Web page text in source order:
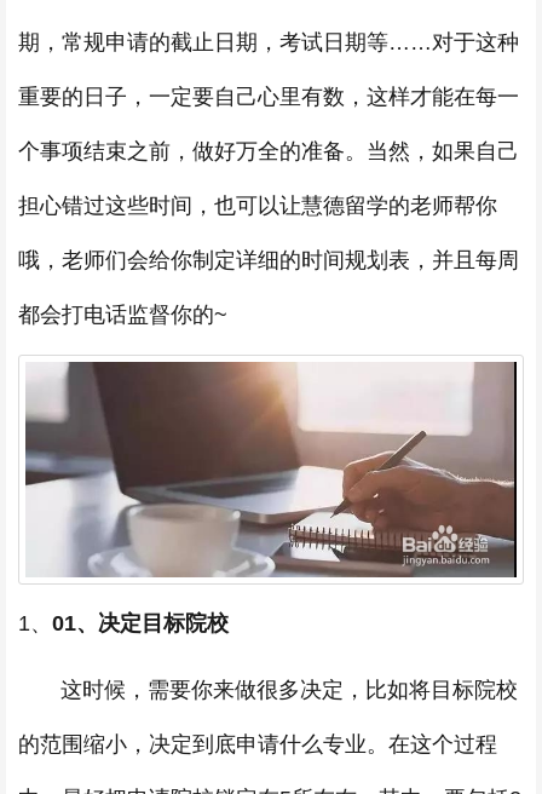
期，常规申请的截止日期，考试日期等……对于这种
重要的日子，一定要自己心里有数，这样才能在每一
个事项结束之前，做好万全的准备。当然，如果自己
担心错过这些时间，也可以让慧德留学的老师帮你
哦，老师们会给你制定详细的时间规划表，并且每周
都会打电话监督你的~
1、 01、决定目标院校
这时候，需要你来做很多决定，比如将目标院校
的范围缩小，决定到底申请什么专业。在这个过程